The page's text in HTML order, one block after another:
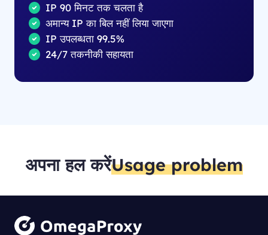
IP 90 मिनट तक चलता है
अमान्य IP का बिल नहीं लिया जाएगा
IP उपलब्धता 99.5%
24/7 तकनीकी सहायता
अपना हल करेंUsage problem